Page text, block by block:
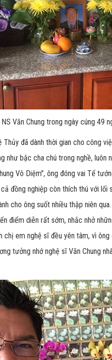
Văn Chung trong ngày cúng 49
Thủy đã dành thời gian cho công
như bậc cha chú trong nghề, luôn
Vô Diệm", ông đóng vai Tể
đồng nghiệp còn thích thú với
cho ông suốt nhiều thập niên
điểm diễn rất sớm, nhắc nhở
chị em nghệ sĩ đều yên tâm, vì
tưởng nhớ nghệ sĩ Văn Chung